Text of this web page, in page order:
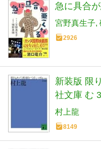
急に具合
宮野真生子
2926
新装版 限
社文庫 む
村上龍
8149